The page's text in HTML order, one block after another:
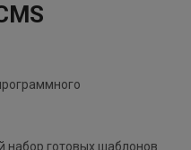
набор готовых шаблонов.